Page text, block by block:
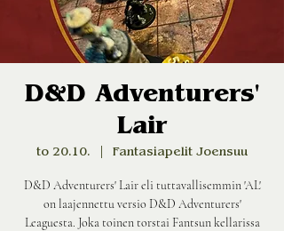
D&D Adventurers'
Lair
to 20.10. Fantasiapelit Joensuu
D&D Adventurers' Lair eli tuttavallisemmin 'AL'
on laajennettu versio D&D Adventurers'
Leaguesta. Joka toinen torstai Fantsun kellarissa